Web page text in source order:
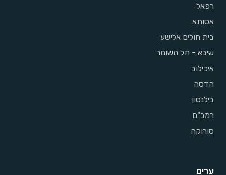
רפאל
אסותא
בית חולים אלישע
שיבא - תל השומר
איכילוב
הדסה
בילנסון
רמב"ם
סורוקה
ערים